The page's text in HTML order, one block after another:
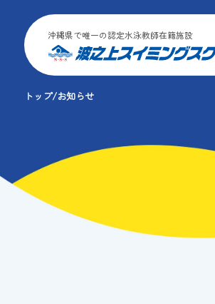
沖縄県で唯一の認定水泳教師在籍施設
トップ お知らせ